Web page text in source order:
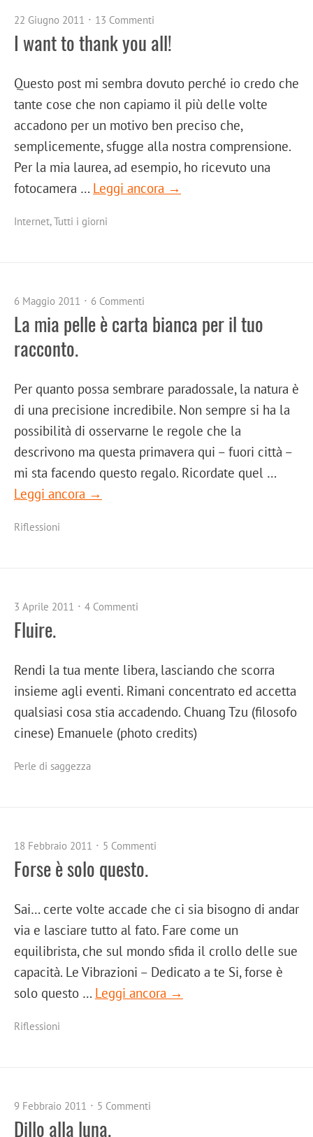
22 Giugno 2011 13 Commenti
I want to thank you all!
Questo post mi sembra dovuto perché io credo che
tante cose che non capiamo il più delle volte
accadono per un motivo ben preciso che,
semplicemente, sfugge alla nostra comprensione.
Per la mia laurea, ad esempio, ho ricevuto una
fotocamera … Leggi ancora →
Internet,Tutti i giorni
6 Maggio 2011 6 Commenti
La mia pelle è carta bianca per il tuo
racconto.
Per quanto possa sembrare paradossale, la natura è
di una precisione incredibile. Non sempre si ha la
possibilità di osservarne le regole che la
descrivono ma questa primavera qui – fuori città –
mi sta facendo questo regalo. Ricordate quel …
Leggi ancora →
Riflessioni
3 Aprile 2011 4 Commenti
Fluire.
Rendi la tua mente libera, lasciando che scorra
insieme agli eventi. Rimani concentrato ed accetta
qualsiasi cosa stia accadendo. Chuang Tzu (filosofo
cinese) Emanuele (photo credits)
Perle di saggezza
18 Febbraio 2011 5 Commenti
Forse è solo questo.
Sai… certe volte accade che ci sia bisogno di andar
via e lasciare tutto al fato. Fare come un
equilibrista, che sul mondo sfida il crollo delle sue
capacità. Le Vibrazioni – Dedicato a te Si, forse è
solo questo … Leggi ancora →
Riflessioni
9 Febbraio 2011 5 Commenti
Dillo alla luna.